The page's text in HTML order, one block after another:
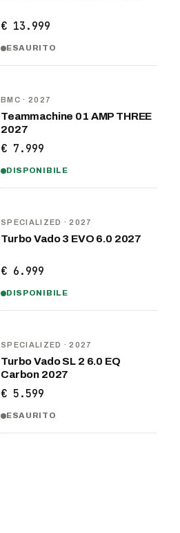
€ 13.999
ESAURITO
BMC · 2027
Teammachine 01 AMP THREE
2027
€ 7.999
DISPONIBILE
SPECIALIZED · 2027
Turbo Vado 3 EVO 6.0 2027
€ 6.999
DISPONIBILE
SPECIALIZED · 2027
Turbo Vado SL 2 6.0 EQ
Carbon 2027
€ 5.599
ESAURITO